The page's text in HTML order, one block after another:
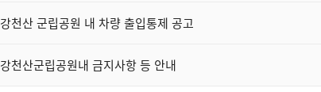
강천산 군립공원 내 차량 출입통제 공고
강천산군립공원내 금지사항 등 안내